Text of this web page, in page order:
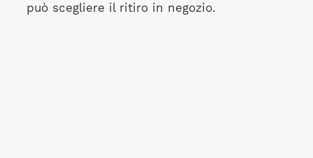
può scegliere il ritiro in negozio.